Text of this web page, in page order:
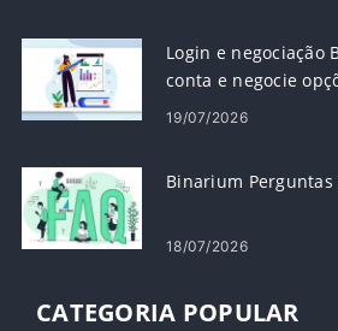
Login e negociação
conta e negocie
19/07/2026
Binarium
18/07/2026
CATEGORIA POPULAR